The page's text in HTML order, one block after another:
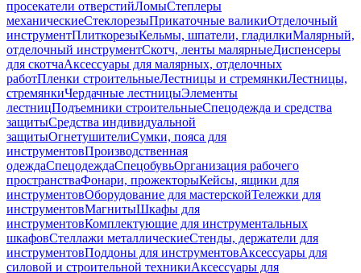
просекатели отверстийЛомыСтеплеры
механическиеСтеклорезыПрикаточные валикиОтделочный
инструментПлиткорезыКельмы, шпатели, гладилкиМалярный,
отделочный инструментСкотч, ленты малярныеДиспенсеры
для скотчаАксессуары для малярных, отделочных
работПленки строительныеЛестницы и стремянкиЛестницы,
стремянкиЧердачные лестницыЭлементы
лестницПодъемники строительныеСпецодежда и средства
защитыСредства индивидуальной
защитыОгнетушителиСумки, пояса для
инструментовПроизводственная
одеждаСпецодеждаСпецобувьОрганизация рабочего
пространстваФонари, прожекторыКейсы, ящики для
инструментовОборудование для мастерскойТележки для
инструментовМагнитыШкафы для
инструментовКомплектующие для инструментальных
шкафовСтеллажи металлическиеСтенды, держатели для
инструментовПоддоны для инструментовАксессуары для
силовой и строительной техникиАксессуары для